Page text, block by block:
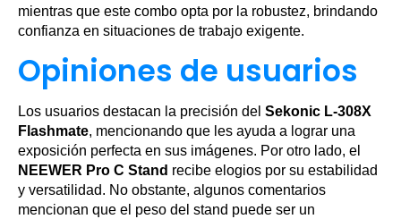
mientras que este combo opta por la robustez, brindando
confianza en situaciones de trabajo exigente.
Opiniones de usuarios
Los usuarios destacan la precisión del Sekonic L-308X
Flashmate, mencionando que les ayuda a lograr una
exposición perfecta en sus imágenes. Por otro lado, el
NEEWER Pro C Stand recibe elogios por su estabilidad
y versatilidad. No obstante, algunos comentarios
mencionan que el peso del stand puede ser un